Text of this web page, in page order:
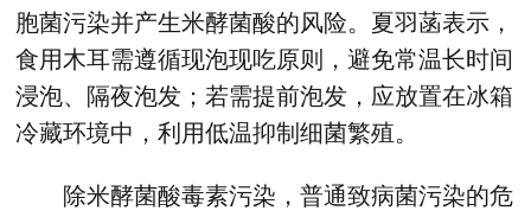
胞菌污染并产生米酵菌酸的风险。夏羽菡表示，
食用木耳需遵循现泡现吃原则，避免常温长时间
浸泡、隔夜泡发；若需提前泡发，应放置在冰箱
冷藏环境中，利用低温抑制细菌繁殖。
除米酵菌酸毒素污染，普通致病菌污染的危